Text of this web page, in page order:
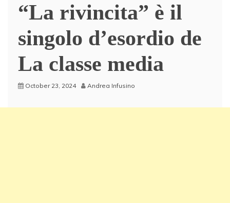
“La rivincita” è il
singolo d’esordio de
La classe media
October 23, 2024 Andrea Infusino